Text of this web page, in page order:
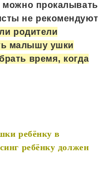
можно прокалывать
не рекомендуют
родители
малышу ушки
время, когда
ребёнку в
ребёнку должен